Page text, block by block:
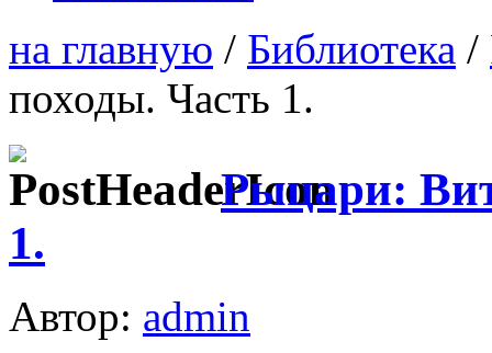
на главную / Библиотека /
походы. Часть 1.
Рыцари:
1.
Автор: admin